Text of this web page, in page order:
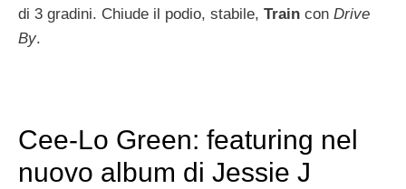
di 3 gradini. Chiude il podio, stabile, Train con Drive
By.
Cee-Lo Green: featuring nel
nuovo album di Jessie J